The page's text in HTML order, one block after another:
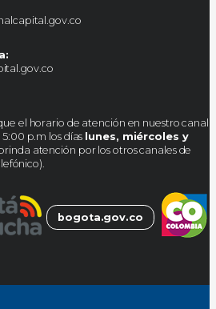
el horario de atención en nuestro canal
p.m los días lunes, miércoles y
brinda atención por los otros canales de
bogota.gov.co